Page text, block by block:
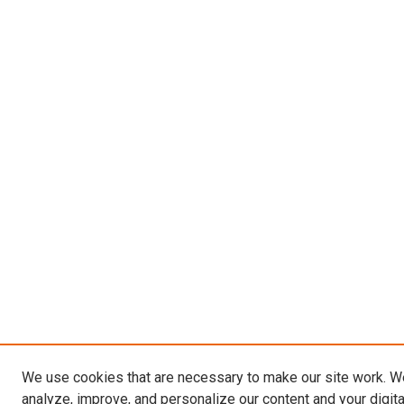
We use cookies that are necessary to make our site work.
analyze, improve, and personalize our content and your